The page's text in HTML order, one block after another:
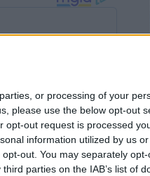
or processing of your
please use the below opt-out
opt-out request is processed
information utilized by us
out. You may separately
parties on the IAB’s list of